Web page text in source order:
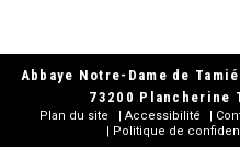
Abbaye Notre-Dame de
73200 Plancherine
Plan du site Accessibilité
Politique de